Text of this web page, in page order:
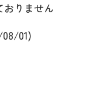
おりません
01)